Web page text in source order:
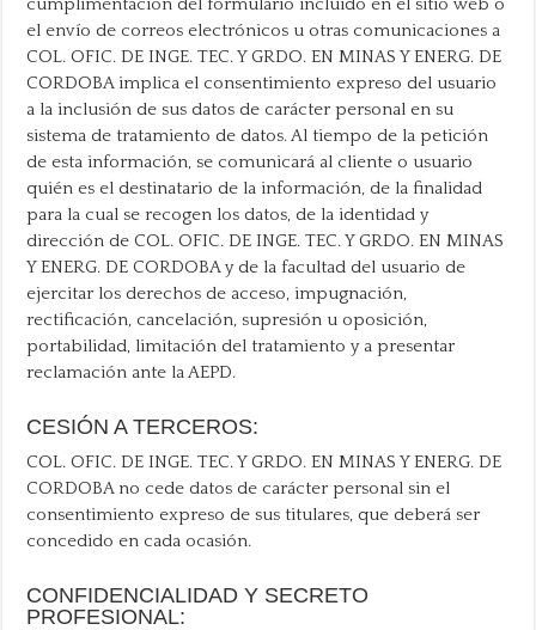
cumplimentación del formulario incluido en el sitio web o
el envío de correos electrónicos u otras comunicaciones a
COL. OFIC. DE INGE. TEC. Y GRDO. EN MINAS Y ENERG. DE
CORDOBA implica el consentimiento expreso del usuario
a la inclusión de sus datos de carácter personal en su
sistema de tratamiento de datos. Al tiempo de la petición
de esta información, se comunicará al cliente o usuario
quién es el destinatario de la información, de la finalidad
para la cual se recogen los datos, de la identidad y
dirección de COL. OFIC. DE INGE. TEC. Y GRDO. EN MINAS
Y ENERG. DE CORDOBA y de la facultad del usuario de
ejercitar los derechos de acceso, impugnación,
rectificación, cancelación, supresión u oposición,
portabilidad, limitación del tratamiento y a presentar
reclamación ante la AEPD.
CESIÓN A TERCEROS:
COL. OFIC. DE INGE. TEC. Y GRDO. EN MINAS Y ENERG. DE
CORDOBA no cede datos de carácter personal sin el
consentimiento expreso de sus titulares, que deberá ser
concedido en cada ocasión.
CONFIDENCIALIDAD Y SECRETO
PROFESIONAL: